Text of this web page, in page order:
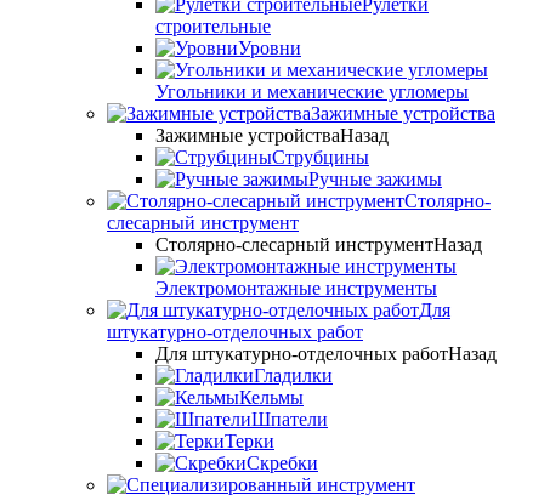
Рулетки
строительные
Уровни
Угольники и механические угломеры
Зажимные устройства
Зажимные устройстваНазад
Струбцины
Ручные зажимы
Столярно-
слесарный инструмент
Столярно-слесарный инструментНазад
Электромонтажные инструменты
Для
штукатурно-отделочных работ
Для штукатурно-отделочных работНазад
Гладилки
Кельмы
Шпатели
Терки
Скребки